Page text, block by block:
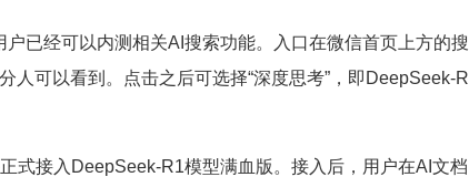
已经可以内测相关AI搜索功能。入口在微信首页上方的搜
人可以看到。点击之后可选择“深度思考”，即DeepSeek-R
式接入DeepSeek-R1模型满血版。接入后，用户在AI文档